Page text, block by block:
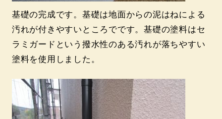
基礎の完成です。基礎は地面からの泥はねによる
汚れが付きやすいところでです。基礎の塗料はセ
ラミガードという撥水性のある汚れが落ちやすい
塗料を使用しました。